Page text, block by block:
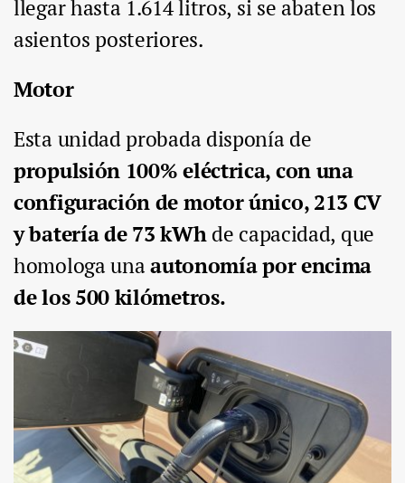
llegar hasta 1.614 litros, si se abaten los
asientos posteriores.
Motor
Esta unidad probada disponía de
propulsión 100% eléctrica, con una
configuración de motor único, 213 CV
y batería de 73 kWhde capacidad, que
homologa unaautonomía por encima
de los 500 kilómetros.